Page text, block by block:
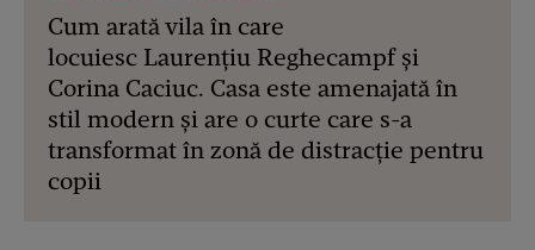
Cum arată vila în care
locuiesc Laurențiu Reghecampf și
Corina Caciuc. Casa este amenajată în
stil modern și are o curte care s-a
transformat în zonă de distracție pentru
copii